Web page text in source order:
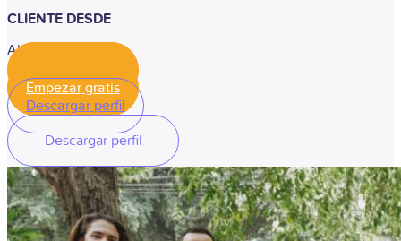
CLIENTE DESDE
Abril, 2024
Empezar gratis
Descargar perfil
Descargar perfil